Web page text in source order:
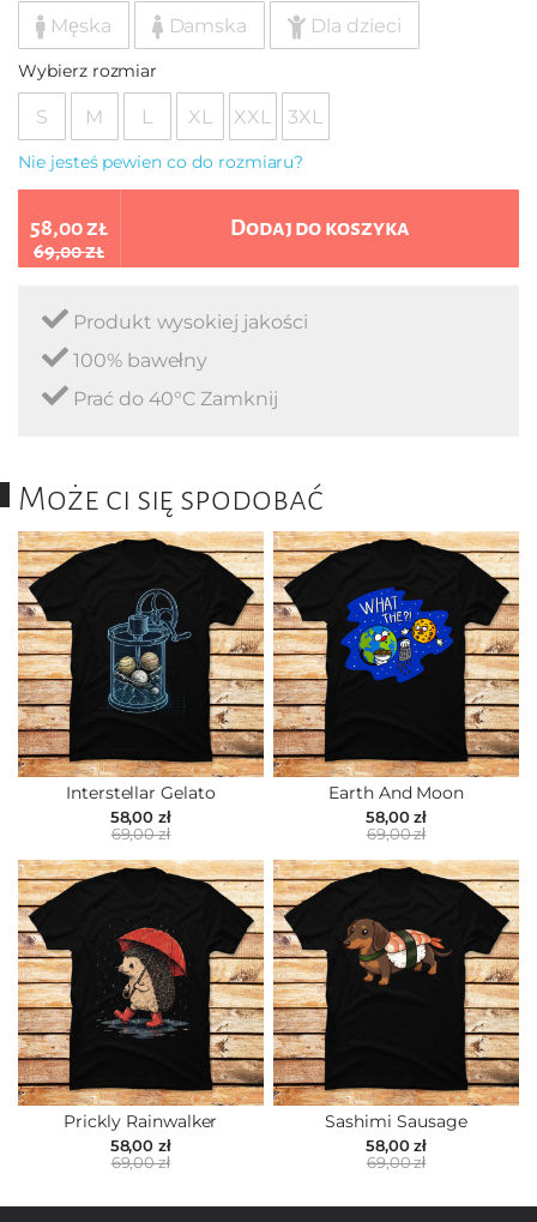
Męska Damska Dla dzieci
Wybierz rozmiar
S M L XL XXL 3XL
Nie jesteś pewien co do rozmiaru?
58,00 zł
69,00 zł
Dodaj do koszyka
Produkt wysokiej jakości
100% bawełny
Prać do 40°C Zamknij
Może ci się spodobać
Interstellar Gelato
58,00 zł
69,00 zł
Earth And Moon
58,00 zł
69,00 zł
Prickly Rainwalker
58,00 zł
69,00 zł
Sashimi Sausage
58,00 zł
69,00 zł